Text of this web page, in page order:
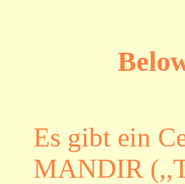
Es gibt ein
MANDIR